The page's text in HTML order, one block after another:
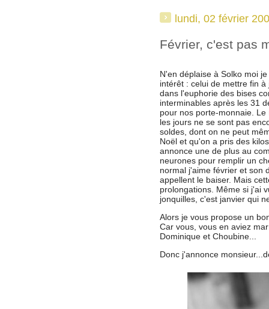
lundi, 02 février
Février, c'est pas
N'en déplaise à Solko moi
intérêt : celui de mettre fin
dans l'euphorie des bises
interminables après les 31
pour nos porte-monnaie.
les jours ne se sont pas
soldes, dont on ne peut
Noël et qu'on a pris des
annonce une de plus au
neurones pour remplir un
normal j'aime février et son
appellent le baiser. Mais
prolongations. Même si j'ai
jonquilles, c'est janvier qui
Alors je vous propose un
Car vous, vous en aviez
Dominique et Choubine...
Donc j'annonce